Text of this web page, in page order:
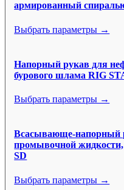
армированный
Выбрать параметры →
Напорный рукав для
бурового шлама RIG
Выбрать параметры →
Всасывающе-напорный
промывочной
SD
Выбрать параметры →